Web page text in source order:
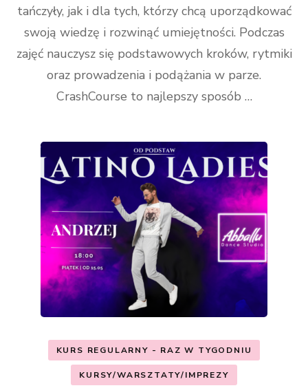
tańczyły, jak i dla tych, którzy chcą uporządkować
swoją wiedzę i rozwinąć umiejętności. Podczas
zajęć nauczysz się podstawowych kroków, rytmiki
oraz prowadzenia i podążania w parze.
CrashCourse to najlepszy sposób …
KURS REGULARNY - RAZ W TYGODNIU
KURSY/WARSZTATY/IMPREZY